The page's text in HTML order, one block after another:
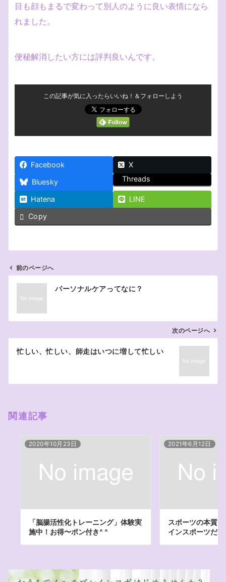
目も顔もまるで変わって別人のように良い表情になら
れました。
便秘解消したい方には評判良いんです。
この記事が気に入ったらいいね！＆フォローしよう
Facebook
X
Bluesky
Threads
Hatena
LINE
Copy
ビ
ン
前のページへ
パーソナルケアってなに？
次のページへ
忙しい、忙しい、師走はいつに増して忙しい
関連記事
2020年10月23日
「脳腸活性化トレーニング」体験実
施中！お得〜ポン付き^ ^
2021年6月12日
スポーツの本質
インスポーツだ！